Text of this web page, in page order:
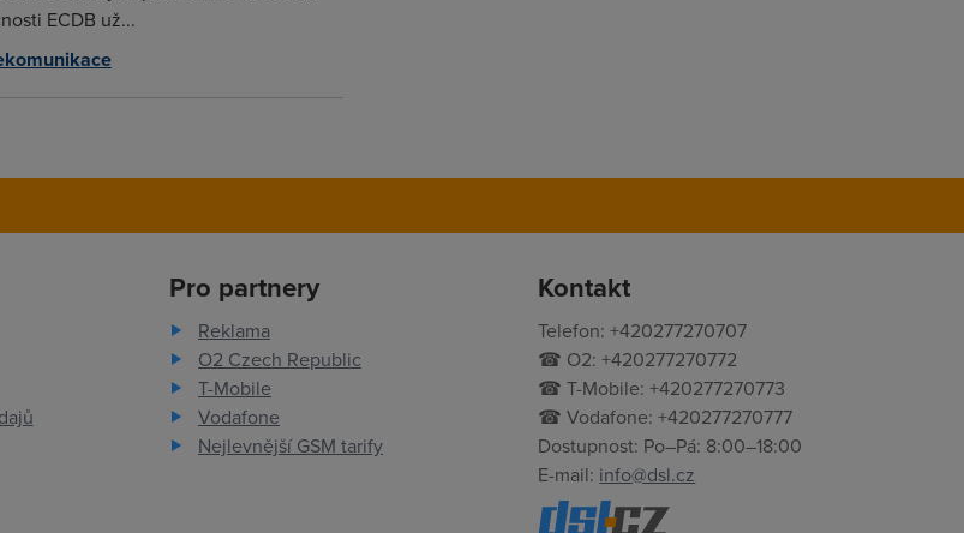
ECDB už...
Pro partnery
Reklama
O2 Czech Republic
T-Mobile
Vodafone
Nejlevnější GSM tarify
Kontakt
Telefon: +420277270707
☎ O2: +420277270772
☎ T-Mobile: +420277270773
☎ Vodafone: +420277270777
Dostupnost: Po–Pá: 8:00–18:00
E-mail: info@dsl.cz